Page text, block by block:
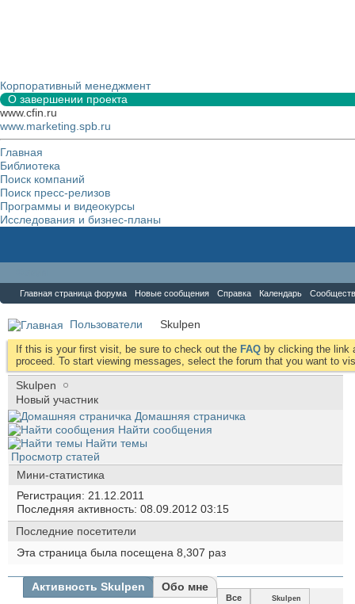
Корпоративный менеджмент
О завершении проекта
www.cfin.ru
www.marketing.spb.ru
Главная
Библиотека
Поиск компаний
Поиск пресс-релизов
Программы и видеокурсы
Исследования и бизнес-планы
Главная страница форума Новые сообщения Справка Календарь
Пользователи Skulpen
If this is your first visit, be sure to check out the FAQ by clicking the link
proceed. To start viewing messages, select the forum that you want to
Skulpen
Новый участник
Домашняя страничка
Найти сообщения
Найти темы
Просмотр статей
Мини-статистика
Регистрация 21.12.2011
Последняя активность 08.09.2012 03:15
Последние посетители
Эта страница была посещена 8,307 раз
Активность Skulpen Обо мне
Все Skulpen